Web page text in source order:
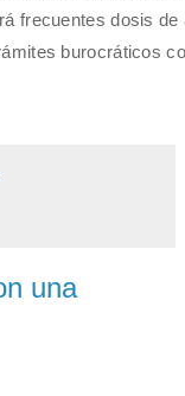
frecuentes dosis
burocráticos
una